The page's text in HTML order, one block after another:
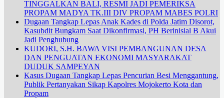
TINGGALKAN BALI, RESMI JADI PEMERIKSA
PROPAM MADYA TK.III DIV PROPAM MABES POLRI
Dugaan Tangkap Lepas Anak Kades di Polda Jatim Disorot,
Kasubdit Bungkam Saat Dikonfirmasi, PH Berinisial B Akui
Jadi Penghubung
KUDORI, S.H. BAWA VISI PEMBANGUNAN DESA
DAN PENGUATAN EKONOMI MASYARAKAT
DUDUK SAMPEYAN
Kasus Dugaan Tangkap Lepas Pencurian Besi Menggantung,
Publik Pertanyakan Sikap Kapolres Mojokerto Kota dan
Propam